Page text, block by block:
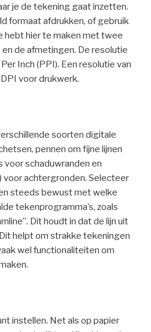
je de tekening gaat inzetten.
formaat afdrukken, of gebruik
hebt hier te maken met twee
de afmetingen. De resolutie
Inch (PPI). Een resolutie van
voor drukwerk.
soorten digitale
pennen om fijne lijnen
schaduwranden en
voor achtergronden. Selecteer
steeds bewust met welke
tekenprogramma’s, zoals
Dit houdt in dat de lijn uit
helpt om strakke tekeningen
wel functionaliteiten om
instellen. Net als op papier